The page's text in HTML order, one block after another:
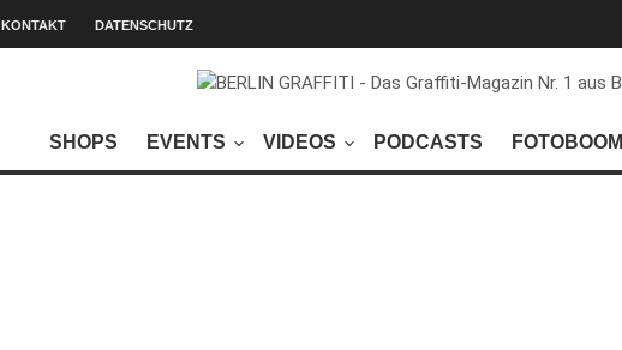
KONTAKT DATENSCHUTZ
SHOPS EVENTS VIDEOS PODCASTS FOTOBOOM